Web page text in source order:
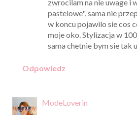
zwrocilam na nie uwage i
pastelowe", sama nie
w koncu pojawilo sie cos
moje oko. Stylizacja w
sama chetnie bym sie tak
Odpowiedz
ModeLoverin